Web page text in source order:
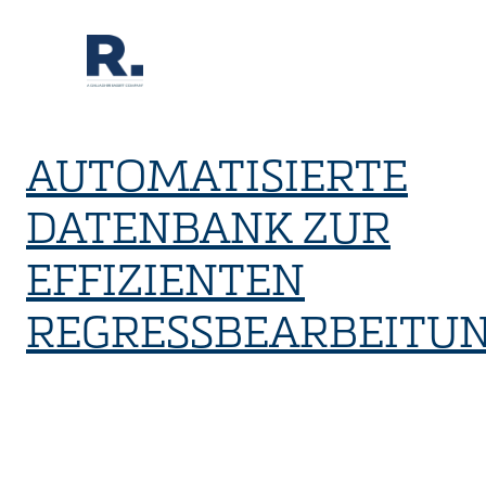
AUTOMATISIERTE
DATENBANK ZUR
EFFIZIENTEN